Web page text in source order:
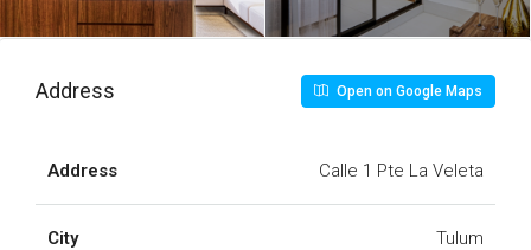
Address Open on Google Maps
Address Calle 1 Pte La Veleta
City Tulum